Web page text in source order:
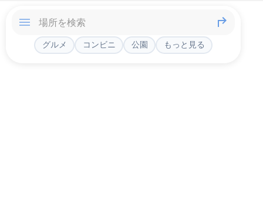
グルメ コンビニ 公園 もっと見る